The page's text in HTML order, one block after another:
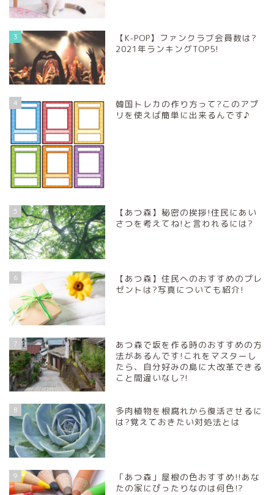
3
【K-POP】ファンクラブ会員数は?
2021年ランキングTOP5!
4
韓国トレカの作り方って?このアプ
リを使えば簡単に出来るんです♪
5
【あつ森】秘密の挨拶!住民にあい
さつを考えてね!と言われるには?
6
【あつ森】住民へのおすすめのプレ
ゼントは?写真についても紹介!
7
あつ森で坂を作る時のおすすめの方
法があるんです!これをマスターし
たら、自分好みの島に大改革できる
こと間違いなし?!
8
多肉植物を根腐れから復活させるに
は?覚えておきたい対処法とは
9
「あつ森」屋根の色おすすめ!!あな
たの家にぴったりなのは何色!?